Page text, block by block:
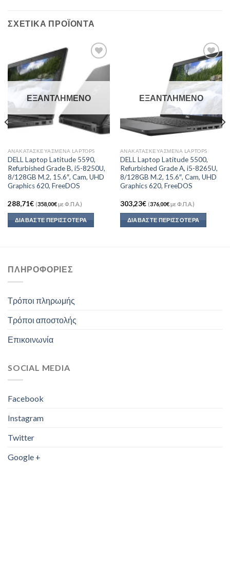
ΣΧΕΤΙΚΆ ΠΡΟΪΌΝΤΑ
ΕΞΑΝΤΛΗΜΈΝΟ
ΑΝΑΚΑΤΑΣΚΕΥΑΣΜΈΝΑ LAPTOPS
DELL Laptop Latitude 5590,
Refurbished Grade B, i5-8250U,
8/128GB M.2, 15.6″, Cam, UHD
Graphics 620, FreeDOS
288,71€ (358,00€με Φ.Π.Α.)
ΔΙΑΒΆΣΤΕ ΠΕΡΙΣΣΌΤΕΡΑ
Add to
Wishlist
ΕΞΑΝΤΛΗΜΈΝΟ
ΑΝΑΚΑΤΑΣΚΕΥΑΣΜΈΝΑ LAPTOPS
DELL Laptop Latitude 5500,
Refurbished Grade A, i5-8265U,
8/128GB M.2, 15.6″, Cam, UHD
Graphics 620, FreeDOS
303,23€ (376,00€με Φ.Π.Α.)
ΔΙΑΒΆΣΤΕ ΠΕΡΙΣΣΌΤΕΡΑ
ΠΛΗΡΟΦΟΡΊΕΣ
Τρόποι πληρωμής
Τρόποι αποστολής
Επικοινωνία
SOCIAL MEDIA
Facebook
Instagram
Twitter
Google +